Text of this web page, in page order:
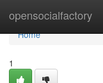
opensocialfactory
Home
Home
1